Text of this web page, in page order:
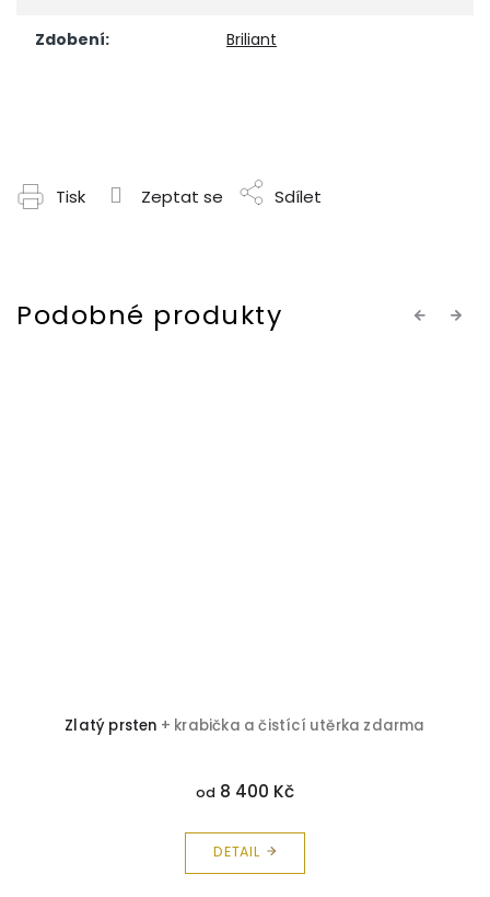
Zdobení: Briliant
Tisk Zeptat se Sdílet
Previous
Zlatý prsten + krabička a čistící utěrka zdarma
od 8 400 Kč
DETAIL
Next